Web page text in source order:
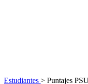
Estudiantes > Puntajes